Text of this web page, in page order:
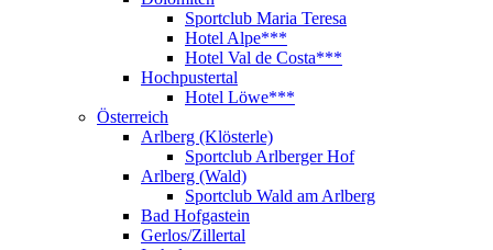
Sportclub Maria Teresa
Hotel Alpe***
Hotel Val de Costa***
Hochpustertal
Hotel Löwe***
Österreich
Arlberg (Klösterle)
Sportclub Arlberger Hof
Arlberg (Wald)
Sportclub Wald am Arlberg
Bad Hofgastein
Gerlos/Zillertal